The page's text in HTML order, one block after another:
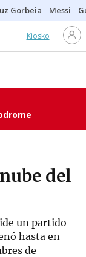
Gorbeia Messi
Kiosko
del
un partido
hasta en
de